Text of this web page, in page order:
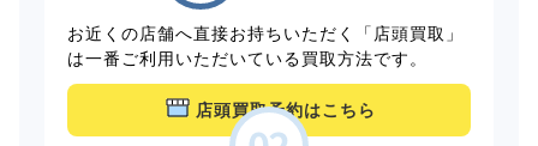
お近くの店舗へ直接お持ちいただく「店頭買取」
は一番ご利用いただいている買取方法です。
店頭買取予約はこちら